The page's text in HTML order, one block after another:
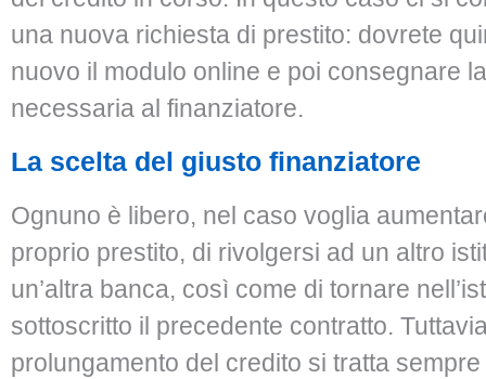
una nuova richiesta di prestito: dovrete
nuovo il modulo online e poi consegnare
necessaria al finanziatore.
La scelta del giusto finanziatore
Ognuno è libero, nel caso voglia
proprio prestito, di rivolgersi ad un altro
un’altra banca, così come di tornare
sottoscritto il precedente contratto.
prolungamento del credito si tratta sempre